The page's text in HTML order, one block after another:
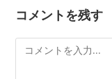
コメントを残す